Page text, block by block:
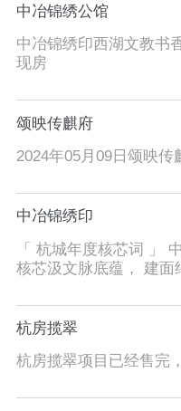
中冶锦绣公馆
中冶锦绣印西湖文教书
现房
颂映传麒府
2024年05月09日颂映传
中冶锦绣印
「 杭城年度核芯词 」
核芯汲文脉底蕴， 建面
杭房揽翠
杭房揽翠项目已经售完